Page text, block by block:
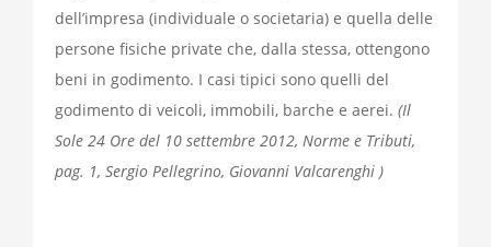
dell’impresa (individuale o societaria) e quella delle
persone fisiche private che, dalla stessa, ottengono
beni in godimento. I casi tipici sono quelli del
godimento di veicoli, immobili, barche e aerei. (Il
Sole 24 Ore del 10 settembre 2012, Norme e Tributi,
pag. 1, Sergio Pellegrino, Giovanni Valcarenghi )